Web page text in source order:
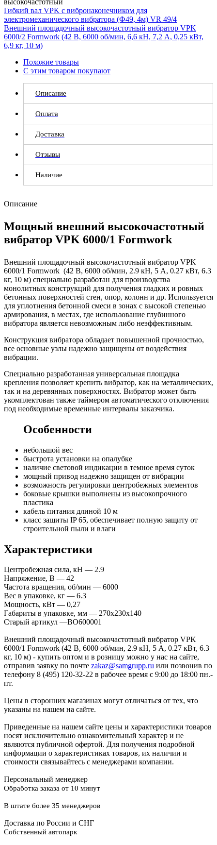
Гибкий вал VPK с вибронаконечником для
электромеханического вибратора (Ф49, 4м) VR 49/4
Внешний площадочный высокочастотный вибратор VPK
6000/2 Formwork (42 В, 6000 об/мин, 6,6 кH, 7,2 А, 0,25 кВт,
6,9 кг, 10 м)
Похожие товары
С этим товаром покупают
Описание
Оплата
Доставка
Отзывы
Наличие
Описание
Мощный внешний высокочастотный
вибратор VPK 6000/1 Formwork
Внешний площадочный высокочастотный вибратор VPK
6000/1 Formwork (42 В, 6000 об/мин, 2.9 кH, 5 А, 0.27 кВт, 6.3
кг, 10 м) специально разработан для производства
монолитных конструкций для получения гладких и ровных
бетонных поверхностей стен, опор, колонн и др. Используется
для уплотнения бетонной смеси в зонах с высокой степенью
армирования, в местах, где использование глубинного
вибратора является невозможным либо неэффективным.
Конструкция вибратора обладает повышенной прочностью,
все основные узлы надежно защищены от воздействия
вибрации.
Специально разработанная универсальная площадка
крепления позволяет крепить вибратор, как на металлических,
так и на деревянных поверхностях. Вибратор может быть
укомплектован также таймером автоматического отключения
под необходимые временные интервалы заказчика.
Особенности
небольшой вес
быстрота установки на опалубке
наличие световой индикации в темное время суток
мощный привод надежно защищен от вибрации
возможность регулировки центробежных элементов
боковые крышки выполнены из высокопрочного
пластика
кабель питания длиной 10 м
класс защиты IP 65, обеспечивает полную защиту от
строительной пыли и влаги
Характеристики
Центробежная сила, кН — 2.9
Напряжение, В — 42
Частота вращения, об/мин — 6000
Вес в упаковке, кг — 6.3
Мощность, кВт — 0,27
Габариты в упаковке, мм — 270х230х140
Старый артикул —ВО600001
Внешний площадочный высокочастотный вибратор VPK
6000/1 Formwork (42 В, 6000 об/мин, 2.9 кH, 5 А, 0.27 кВт, 6.3
кг, 10 м) - купить оптом и в розницу можно у нас на сайте,
отправив заявку по почте zakaz@samgrupp.ru или позвонив по
телефону 8 (495) 120-32-22 в рабочее время с 9:00 до 18:00 пн.-
пт.
Цены в сторонних магазинах могут отличаться от тех, что
указаны на нашем на сайте.
Приведенные на нашем сайте цены и характеристики товаров
носят исключительно ознакомительный характер и не
являются публичной офертой. Для получения подробной
информации о характеристиках товаров, их наличии и
стоимости связывайтесь с менеджерами компании.
Персональный менеджер
Обработка заказа от 10 минут
В штате более 35 менеджеров
Доставка по России и СНГ
Собственный автопарк